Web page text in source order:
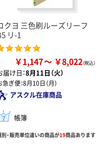
クヨ 三色刷ルーズリーフ
リ-1
￥1,147 ￥8,022
届け日：8月11日（火）
急ぎ便：8月10日（月）
アスクル在庫商品
帳簿
別・販売単位違いの商品が19商品あります